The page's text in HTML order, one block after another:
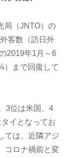
局（JNTO）の
客数（訪日外
2019年1月～6
まで回復して
3位は米国、4
イとなってお
ては、近隣アジ
コロナ禍前と変